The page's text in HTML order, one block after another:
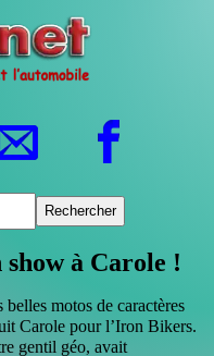
à Carole !
motos de caractères
Carole pour l’Iron Bikers.
gentil géo, avait